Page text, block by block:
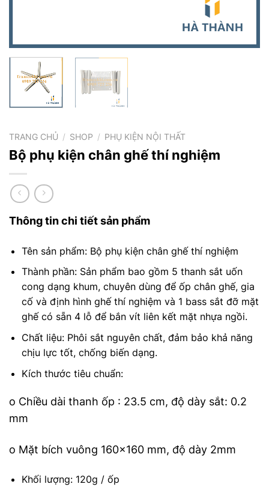
TRANG CHỦ / SHOP / PHỤ KIỆN NỘI THẤT
Bộ phụ kiện chân ghế thí nghiệm
Thông tin chi tiết sản phẩm
Tên sản phẩm: Bộ phụ kiện chân ghế thí nghiệm
Thành phần: Sản phẩm bao gồm 5 thanh sắt uốn
cong dạng khum, chuyên dùng để ốp chân ghế, gia
cố và định hình ghế thí nghiệm và 1 bass sắt đỡ mặt
ghế có sẵn 4 lỗ để bắn vít liên kết mặt nhựa ngồi.
Chất liệu: Phôi sắt nguyên chất, đảm bảo khả năng
chịu lực tốt, chống biến dạng.
Kích thước tiêu chuẩn:
o Chiều dài thanh ốp : 23.5 cm, độ dày sắt: 0.2
mm
o Mặt bích vuông 160×160 mm, độ dày 2mm
Khối lượng: 120g / ốp